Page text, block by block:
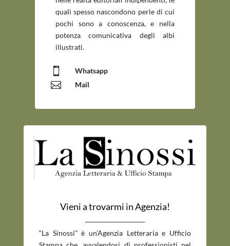
quali spesso nascondono perle di cui
pochi sono a conoscenza, e nella
potenza comunicativa degli albi
illustrati.
 Whatsapp
 Mail
Vieni a trovarmi in Agenzia!
“La Sinossi” è un’Agenzia Letteraria e Ufficio